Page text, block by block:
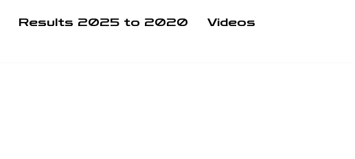
Results 2025 to 2020
Videos